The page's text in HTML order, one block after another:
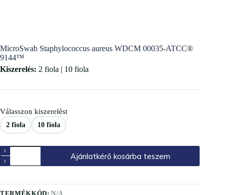
MicroSwab Staphylococcus aureus WDCM 00035-ATCC®
9144™
Kiszerelés: 2 fiola | 10 fiola
Válasszon kiszerelést
2 fiola 10 fiola
Ajánlatkérő kosárba teszem
TERMÉKKÓD:N/A